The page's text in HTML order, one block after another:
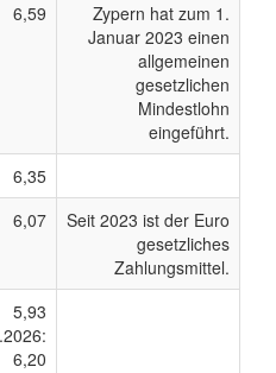
6,59
Zypern hat zum 1.
Januar 2023 einen
allgemeinen
gesetzlichen
Mindestlohn
eingeführt.
6,35
6,07
Seit 2023 ist der Euro
gesetzliches
Zahlungsmittel.
5,93
6,20